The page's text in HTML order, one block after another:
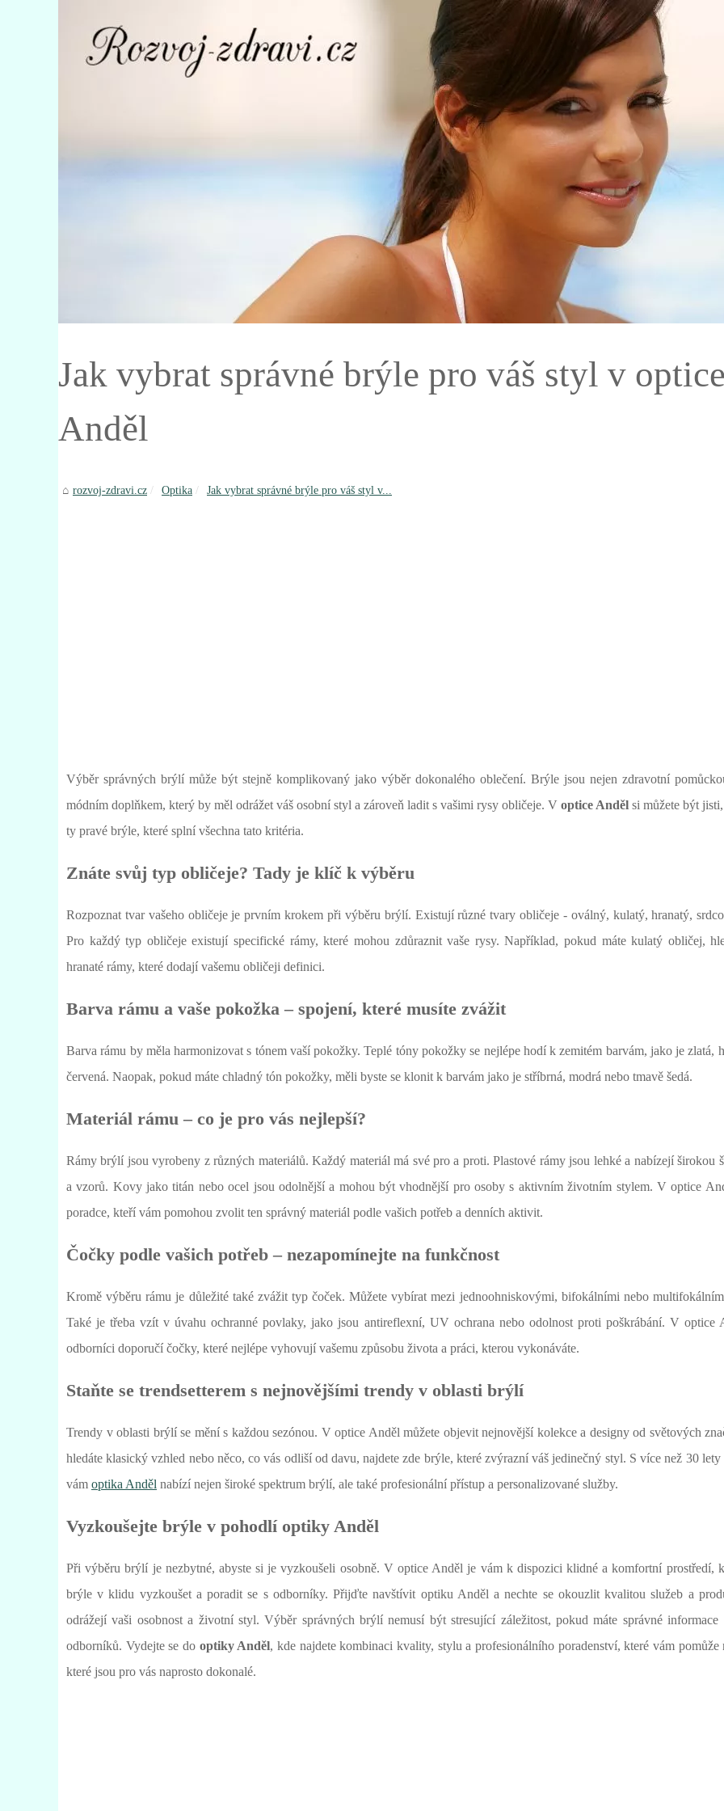
Jak vybrat správné brýle pro váš styl v
Anděl
rozvoj-zdravi.cz Optika Jak vybrat správné brýle pro váš styl v...
Výběr správných brýlí může být stejně komplikovaný jako výběr dokonalého oblečení. Brýle jsou nejen zdravotní
módním doplňkem, který by měl odrážet váš osobní styl a zároveň ladit s vašimi rysy obličeje. V optice Anděl si můžete být
ty pravé brýle, které splní všechna tato kritéria.
Znáte svůj typ obličeje? Tady je klíč k výběru
Rozpoznat tvar vašeho obličeje je prvním krokem při výběru brýlí. Existují různé tvary obličeje - oválný, kulatý, hranatý,
Pro každý typ obličeje existují specifické rámy, které mohou zdůraznit vaše rysy. Například, pokud máte kulatý obličej,
hranaté rámy, které dodají vašemu obličeji definici.
Barva rámu a vaše pokožka – spojení, které musíte zvážit
Barva rámu by měla harmonizovat s tónem vaší pokožky. Teplé tóny pokožky se nejlépe hodí k zemitém barvám, jako je zlatá,
červená. Naopak, pokud máte chladný tón pokožky, měli byste se klonit k barvám jako je stříbrná, modrá nebo tmavě šedá.
Materiál rámu – co je pro vás nejlepší?
Rámy brýlí jsou vyrobeny z různých materiálů. Každý materiál má své pro a proti. Plastové rámy jsou lehké a nabízejí širokou
a vzorů. Kovy jako titán nebo ocel jsou odolnější a mohou být vhodnější pro osoby s aktivním životním stylem. V optice
poradce, kteří vám pomohou zvolit ten správný materiál podle vašich potřeb a denních aktivit.
Čočky podle vašich potřeb – nezapomínejte na funkčnost
Kromě výběru rámu je důležité také zvážit typ čoček. Můžete vybírat mezi jednoohniskovými, bifokálními nebo
Také je třeba vzít v úvahu ochranné povlaky, jako jsou antireflexní, UV ochrana nebo odolnost proti poškrábání. V optice
odborníci doporučí čočky, které nejlépe vyhovují vašemu způsobu života a práci, kterou vykonáváte.
Staňte se trendsetterem s nejnovějšími trendy v oblasti brýlí
Trendy v oblasti brýlí se mění s každou sezónou. V optice Anděl můžete objevit nejnovější kolekce a designy od světových
hledáte klasický vzhled nebo něco, co vás odliší od davu, najdete zde brýle, které zvýrazní váš jedinečný styl. S více než 30 lety
vám optika Anděl nabízí nejen široké spektrum brýlí, ale také profesionální přístup a personalizované služby.
Vyzkoušejte brýle v pohodlí optiky Anděl
Při výběru brýlí je nezbytné, abyste si je vyzkoušeli osobně. V optice Anděl je vám k dispozici klidné a komfortní prostředí,
brýle v klidu vyzkoušet a poradit se s odborníky. Přijďte navštívit optiku Anděl a nechte se okouzlit kvalitou služeb a
odrážejí vaši osobnost a životní styl. Výběr správných brýlí nemusí být stresující záležitost, pokud máte správné informace
odborníků. Vydejte se do optiky Anděl, kde najdete kombinaci kvality, stylu a profesionálního poradenství, které vám pomůže
které jsou pro vás naprosto dokonalé.